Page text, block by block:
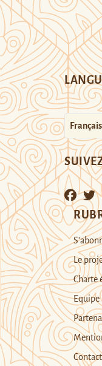
Français
Le
Charte
Equipe
Contact